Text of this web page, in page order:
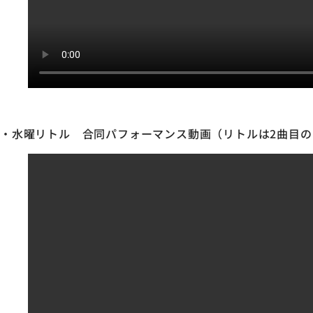
・水曜リトル 合同パフォーマンス動画（リトルは2曲目